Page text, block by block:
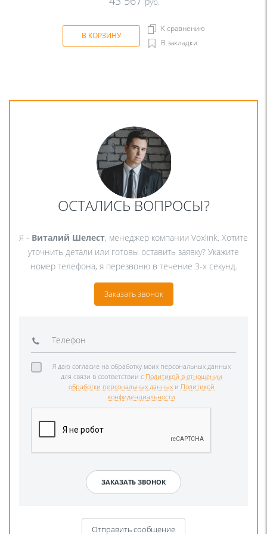
В КОРЗИНУ
К сравнению
В закладки
ОСТАЛИСЬ ВОПРОСЫ?
Я - Виталий Шелест, менеджер компании Voxlink. Хотите
уточнить детали или готовы оставить заявку? Укажите
номер телефона, я перезвоню в течение 3-х секунд.
Заказать звонок
Я даю согласие на обработку моих персональных данных
для связи в соответствии с Политикой в отношении
обработки персональных данных и Политикой
конфиденциальности
Отправить сообщение